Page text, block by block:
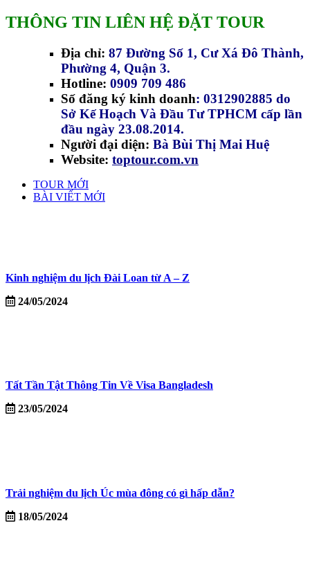
THÔNG TIN LIÊN HỆ ĐẶT TOUR
Địa chỉ: 87 Đường Số 1, Cư Xá Đô Thành,
Phường 4, Quận 3.
Hotline: 0909 709 486
Số đăng ký kinh doanh: 0312902885 do
Sở Kế Hoạch Và Đầu Tư TPHCM cấp lần
đầu ngày 23.08.2014.
Người đại diện: Bà Bùi Thị Mai Huệ
Website: toptour.com.vn
TOUR MỚI
BÀI VIẾT MỚI
Kinh nghiệm du lịch Đài Loan từ A – Z
24/05/2024
Tất Tần Tật Thông Tin Về Visa Bangladesh
23/05/2024
Trải nghiệm du lịch Úc mùa đông có gì hấp dẫn?
18/05/2024